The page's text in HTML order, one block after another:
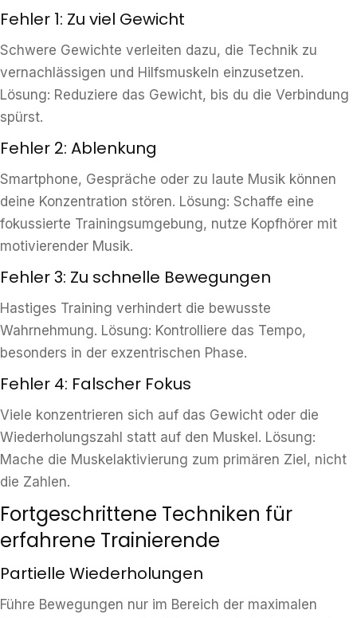
Fehler 1: Zu viel Gewicht
Schwere Gewichte verleiten dazu, die Technik zu
vernachlässigen und Hilfsmuskeln einzusetzen.
Lösung: Reduziere das Gewicht, bis du die Verbindung
spürst.
Fehler 2: Ablenkung
Smartphone, Gespräche oder zu laute Musik können
deine Konzentration stören. Lösung: Schaffe eine
fokussierte Trainingsumgebung, nutze Kopfhörer mit
motivierender Musik.
Fehler 3: Zu schnelle Bewegungen
Hastiges Training verhindert die bewusste
Wahrnehmung. Lösung: Kontrolliere das Tempo,
besonders in der exzentrischen Phase.
Fehler 4: Falscher Fokus
Viele konzentrieren sich auf das Gewicht oder die
Wiederholungszahl statt auf den Muskel. Lösung:
Mache die Muskelaktivierung zum primären Ziel, nicht
die Zahlen.
Fortgeschrittene Techniken für
erfahrene Trainierende
Partielle Wiederholungen
Führe Bewegungen nur im Bereich der maximalen